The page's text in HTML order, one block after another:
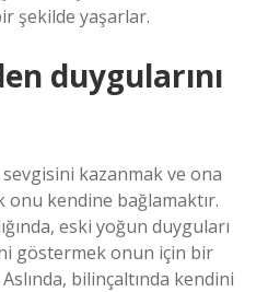
şekilde yaşarlar.
duygularını
kazanmak ve ona
kendine bağlamaktır.
eski yoğun duyguları
göstermek onun için bir
bilinçaltında kendini